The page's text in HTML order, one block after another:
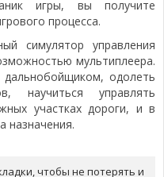
игры, вы получите
процесса.
симулятор управления
мультиплеера.
дальнобойщиком, одолеть
научиться управлять
участках дороги, и в
назначения.
чтобы не потерять и